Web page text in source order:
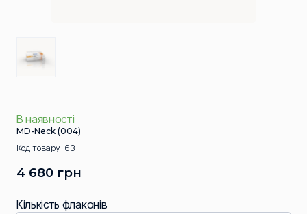
В наявності
MD-Neck (004)
Код товару: 63
4 680 грн
Кількість флаконів